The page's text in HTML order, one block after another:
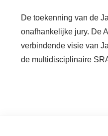
De toekenning van de
onafhankelijke jury. De
verbindende visie van
de multidisciplinaire